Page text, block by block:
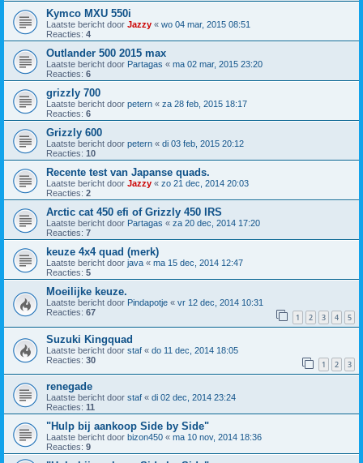
Kymco MXU 550i
Laatste bericht door Jazzy « wo 04 mar, 2015 08:51
Reacties: 4
Outlander 500 2015 max
Laatste bericht door Partagas « ma 02 mar, 2015 23:20
Reacties: 6
grizzly 700
Laatste bericht door petern « za 28 feb, 2015 18:17
Reacties: 6
Grizzly 600
Laatste bericht door petern « di 03 feb, 2015 20:12
Reacties: 10
Recente test van Japanse quads.
Laatste bericht door Jazzy « zo 21 dec, 2014 20:03
Reacties: 2
Arctic cat 450 efi of Grizzly 450 IRS
Laatste bericht door Partagas « za 20 dec, 2014 17:20
Reacties: 7
keuze 4x4 quad (merk)
Laatste bericht door java « ma 15 dec, 2014 12:47
Reacties: 5
Moeilijke keuze.
Laatste bericht door Pindapotje « vr 12 dec, 2014 10:31
Reacties: 67 1 2 3 4 5
Suzuki Kingquad
Laatste bericht door staf « do 11 dec, 2014 18:05
Reacties: 30 1 2 3
renegade
Laatste bericht door staf « di 02 dec, 2014 23:24
Reacties: 11
"Hulp bij aankoop Side by Side"
Laatste bericht door bizon450 « ma 10 nov, 2014 18:36
Reacties: 9